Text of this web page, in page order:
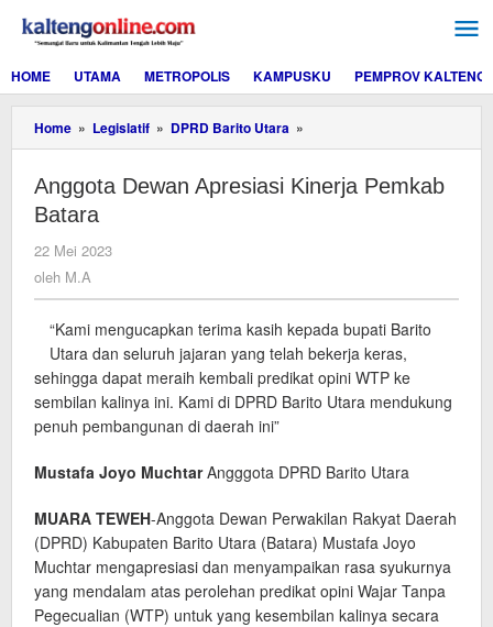
konten
HOME
UTAMA METROPOLIS KAMPUSKU PEMPROV KALTENG
Home » Legislatif » DPRD Barito Utara »
Dewan
Kinerja
Anggota Dewan Apresiasi Kinerja Pemkab
Batara
22 Mei 2023
oleh M.A
“Kami mengucapkan terima kasih kepada bupati Barito
Utara dan seluruh jajaran yang telah bekerja keras,
sehingga dapat meraih kembali predikat opini WTP ke
sembilan kalinya ini. Kami di DPRD Barito Utara mendukung
penuh pembangunan di daerah ini”
Mustafa Joyo MuchtarAngggota DPRD Barito Utara
MUARA TEWEH-Anggota Dewan Perwakilan Rakyat Daerah
(DPRD) Kabupaten Barito Utara (Batara) Mustafa Joyo
Muchtar mengapresiasi dan menyampaikan rasa syukurnya
yang mendalam atas perolehan predikat opini Wajar Tanpa
Pegecualian (WTP) untuk yang kesembilan kalinya secara